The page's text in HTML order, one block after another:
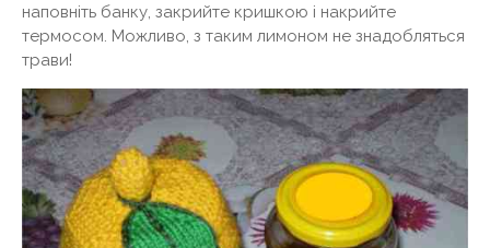
наповніть банку, закрийте кришкою і накрийте
термосом. Можливо, з таким лимоном не знадобляться
трави!